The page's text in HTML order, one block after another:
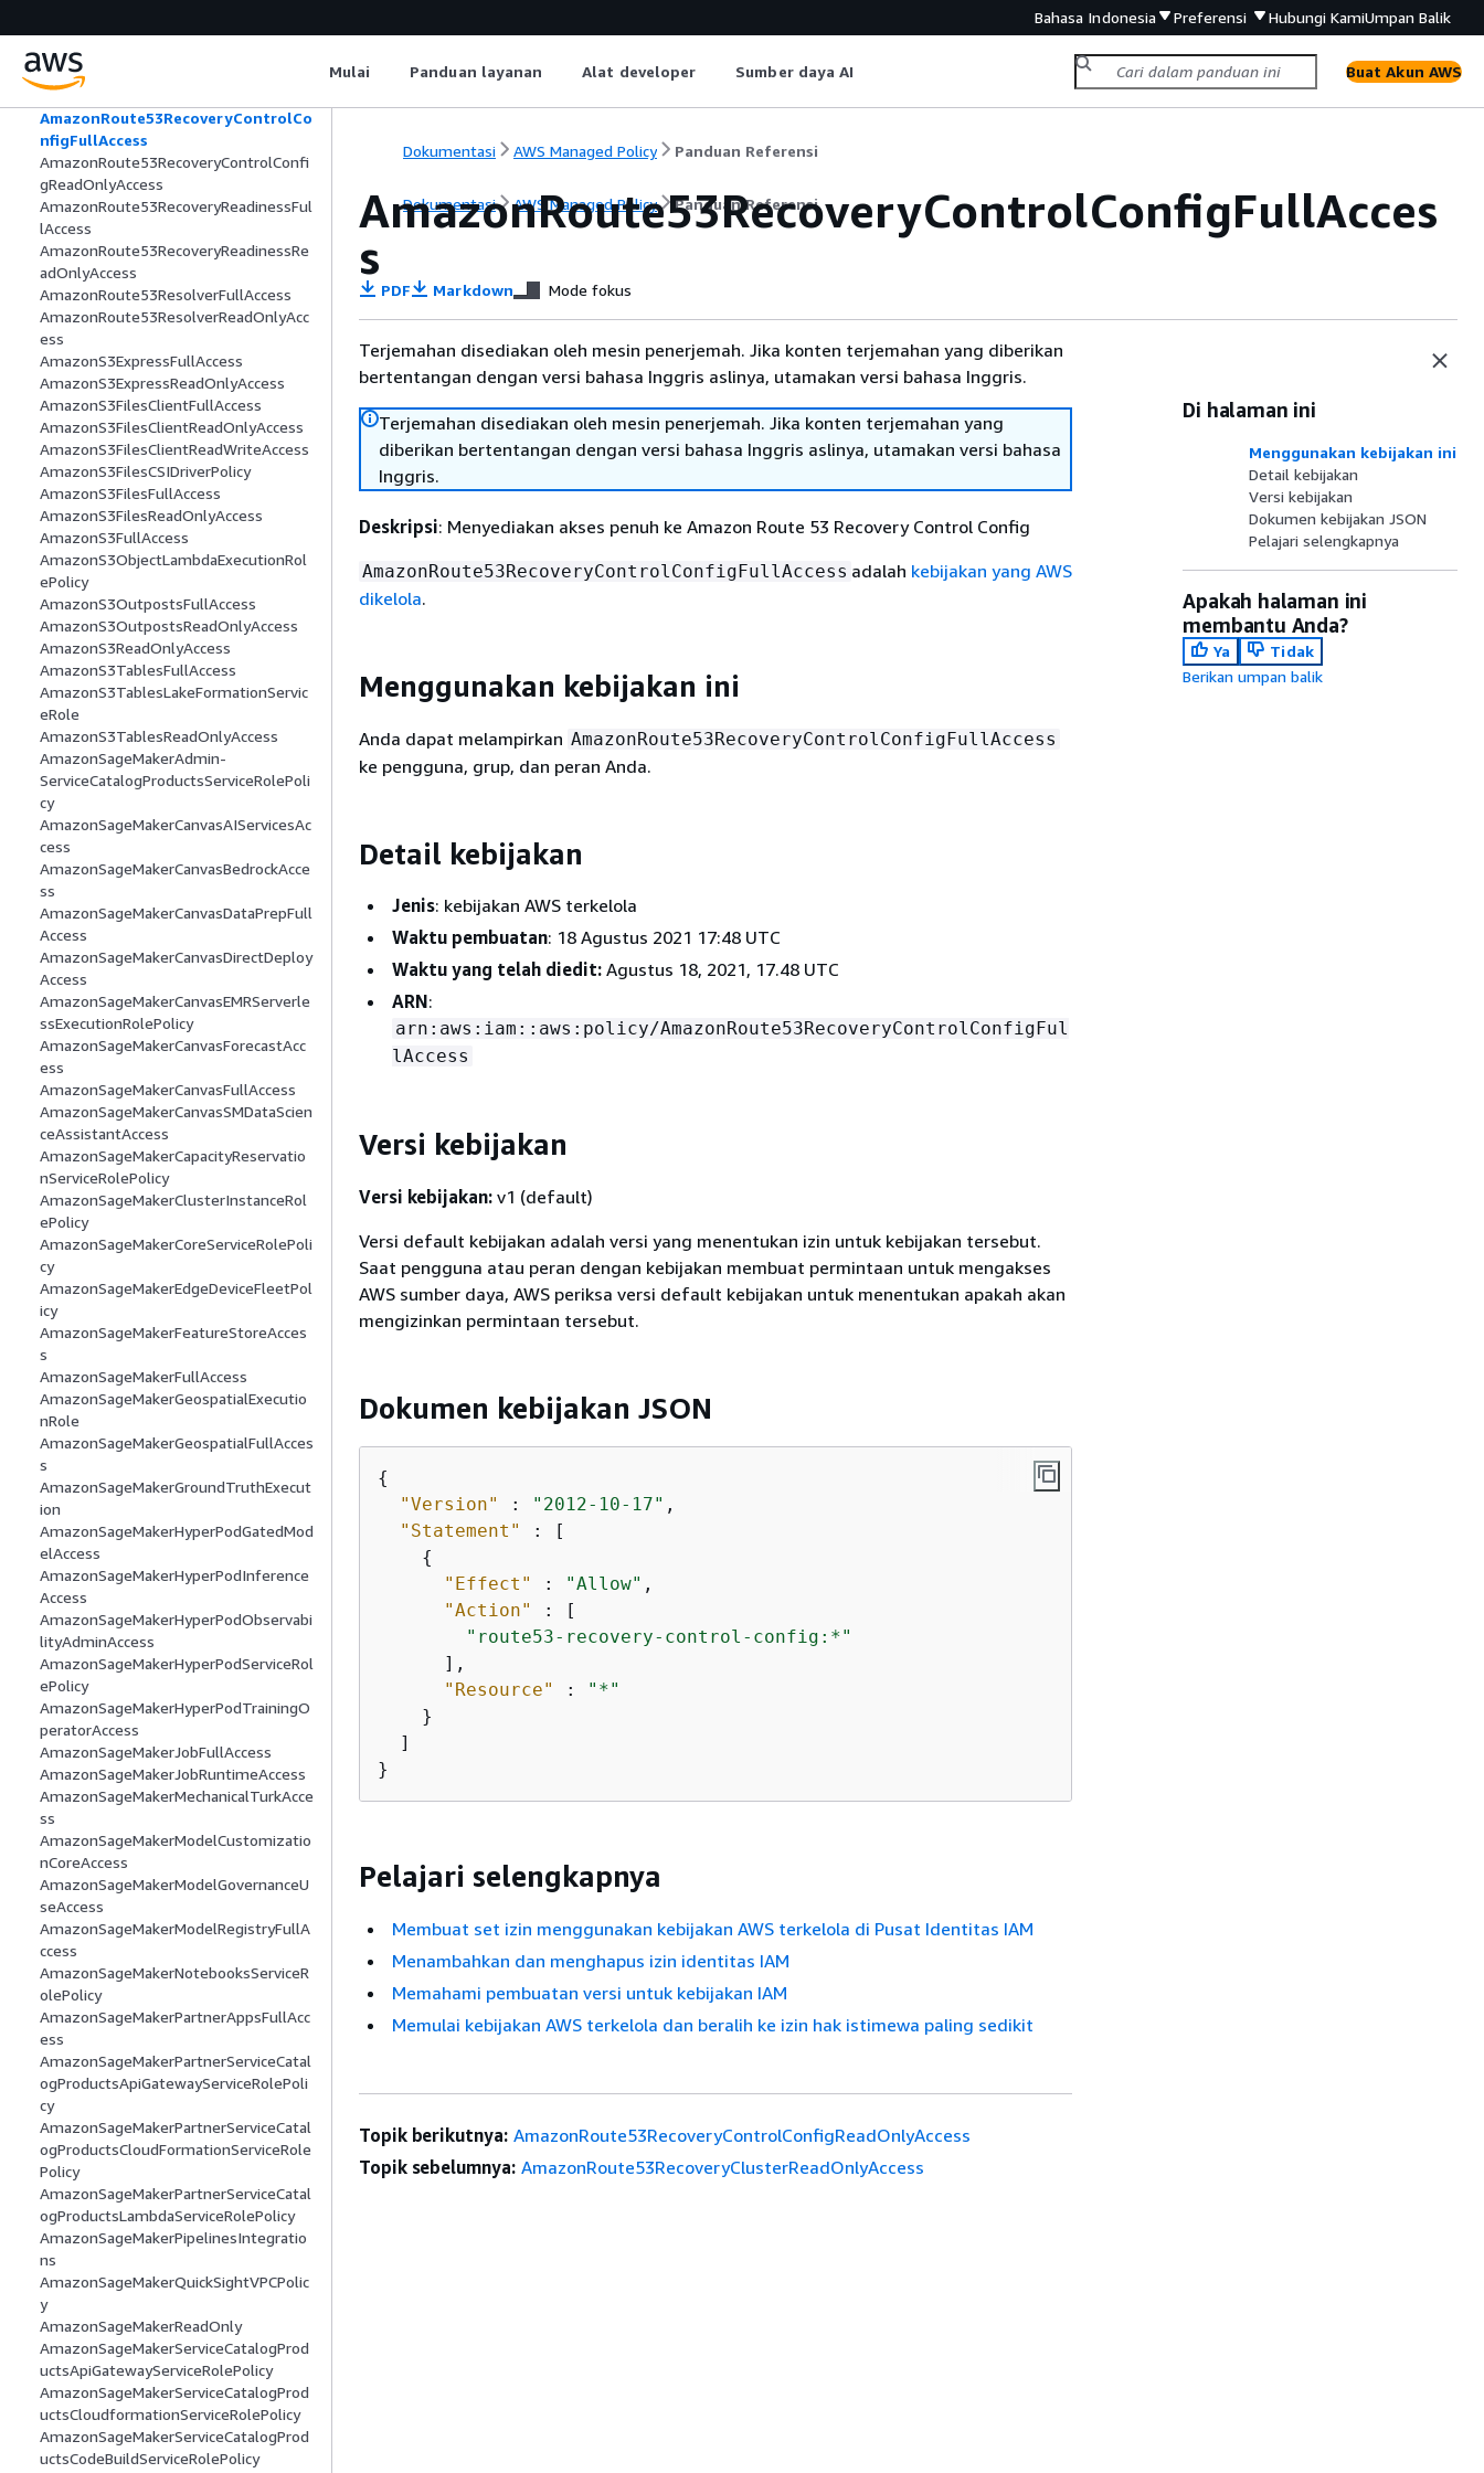
Bahasa Indonesia Preferensi Hubungi KamiUmpan Balik
Mulai Panduan layanan Alat developer Sumber daya AI Buat Akun AWS
cess
AmazonRoute53RecoveryClusterRead
OnlyAccess
AmazonRoute53RecoveryControlCo
nfigFullAccess
AmazonRoute53RecoveryControlConfi
gReadOnlyAccess
AmazonRoute53RecoveryReadinessFul
lAccess
AmazonRoute53RecoveryReadinessRe
adOnlyAccess
AmazonRoute53ResolverFullAccess
AmazonRoute53ResolverReadOnlyAcc
ess
AmazonS3ExpressFullAccess
AmazonS3ExpressReadOnlyAccess
AmazonS3FilesClientFullAccess
AmazonS3FilesClientReadOnlyAccess
AmazonS3FilesClientReadWriteAccess
AmazonS3FilesCSIDriverPolicy
AmazonS3FilesFullAccess
AmazonS3FilesReadOnlyAccess
AmazonS3FullAccess
AmazonS3ObjectLambdaExecutionRol
ePolicy
AmazonS3OutpostsFullAccess
AmazonS3OutpostsReadOnlyAccess
AmazonS3ReadOnlyAccess
AmazonS3TablesFullAccess
AmazonS3TablesLakeFormationServic
eRole
AmazonS3TablesReadOnlyAccess
AmazonSageMakerAdmin-
ServiceCatalogProductsServiceRolePoli
cy
AmazonSageMakerCanvasAIServicesAc
cess
AmazonSageMakerCanvasBedrockAcce
ss
AmazonSageMakerCanvasDataPrepFull
Access
AmazonSageMakerCanvasDirectDeploy
Access
AmazonSageMakerCanvasEMRServerle
ssExecutionRolePolicy
AmazonSageMakerCanvasForecastAcc
ess
AmazonSageMakerCanvasFullAccess
AmazonSageMakerCanvasSMDataScien
ceAssistantAccess
AmazonSageMakerCapacityReservatio
nServiceRolePolicy
AmazonSageMakerClusterInstanceRol
ePolicy
AmazonSageMakerCoreServiceRolePoli
cy
AmazonSageMakerEdgeDeviceFleetPol
icy
AmazonSageMakerFeatureStoreAcces
s
AmazonSageMakerFullAccess
AmazonSageMakerGeospatialExecutio
nRole
AmazonSageMakerGeospatialFullAcces
s
AmazonSageMakerGroundTruthExecut
ion
AmazonSageMakerHyperPodGatedMod
elAccess
AmazonSageMakerHyperPodInference
Access
AmazonSageMakerHyperPodObservabi
lityAdminAccess
AmazonSageMakerHyperPodServiceRol
ePolicy
AmazonSageMakerHyperPodTrainingO
peratorAccess
AmazonSageMakerJobFullAccess
AmazonSageMakerJobRuntimeAccess
AmazonSageMakerMechanicalTurkAcce
ss
AmazonSageMakerModelCustomizatio
nCoreAccess
AmazonSageMakerModelGovernanceU
seAccess
AmazonSageMakerModelRegistryFullA
ccess
AmazonSageMakerNotebooksServiceR
olePolicy
AmazonSageMakerPartnerAppsFullAcc
ess
AmazonSageMakerPartnerServiceCatal
ogProductsApiGatewayServiceRolePoli
cy
AmazonSageMakerPartnerServiceCatal
ogProductsCloudFormationServiceRole
Policy
AmazonSageMakerPartnerServiceCatal
ogProductsLambdaServiceRolePolicy
AmazonSageMakerPipelinesIntegratio
ns
AmazonSageMakerQuickSightVPCPolic
y
AmazonSageMakerReadOnly
AmazonSageMakerServiceCatalogProd
uctsApiGatewayServiceRolePolicy
AmazonSageMakerServiceCatalogProd
uctsCloudformationServiceRolePolicy
AmazonSageMakerServiceCatalogProd
uctsCodeBuildServiceRolePolicy
Dokumentasi AWS Managed Policy Panduan Referensi
Dokumentasi AWS Managed Policy Panduan Referensi
AmazonRoute53RecoveryControlConfigFullAcces
s
PDF Markdown Mode fokus
Terjemahan disediakan oleh mesin penerjemah. Jika konten terjemahan yang diberikan
bertentangan dengan versi bahasa Inggris aslinya, utamakan versi bahasa Inggris.
Terjemahan disediakan oleh mesin penerjemah. Jika konten terjemahan yang
diberikan bertentangan dengan versi bahasa Inggris aslinya, utamakan versi bahasa
Inggris.
Deskripsi: Menyediakan akses penuh ke Amazon Route 53 Recovery Control Config
AmazonRoute53RecoveryControlConfigFullAccess adalah kebijakan yang AWS
dikelola.
Menggunakan kebijakan ini
Anda dapat melampirkan AmazonRoute53RecoveryControlConfigFullAccess
ke pengguna, grup, dan peran Anda.
Detail kebijakan
Jenis: kebijakan AWS terkelola
Waktu pembuatan: 18 Agustus 2021 17:48 UTC
Waktu yang telah diedit: Agustus 18, 2021, 17.48 UTC
ARN:
arn:aws:iam::aws:policy/AmazonRoute53RecoveryControlConfigFul
lAccess
Versi kebijakan
Versi kebijakan: v1 (default)
Versi default kebijakan adalah versi yang menentukan izin untuk kebijakan tersebut.
Saat pengguna atau peran dengan kebijakan membuat permintaan untuk mengakses
AWS sumber daya, AWS periksa versi default kebijakan untuk menentukan apakah akan
mengizinkan permintaan tersebut.
Dokumen kebijakan JSON
{
"Version"
: "2012-10-17" ,
"Statement"
: [
{
"Effect"
: "Allow" ,
"Action"
: [
"route53-recovery-control-config:*"
      ],
"Resource"
:
"*"
    }
  ]
}
Pelajari selengkapnya
Membuat set izin menggunakan kebijakan AWS terkelola di Pusat Identitas IAM
Menambahkan dan menghapus izin identitas IAM
Memahami pembuatan versi untuk kebijakan IAM
Memulai kebijakan AWS terkelola dan beralih ke izin hak istimewa paling sedikit
Di halaman ini
Menggunakan kebijakan ini
Detail kebijakan
Versi kebijakan
Dokumen kebijakan JSON
Pelajari selengkapnya
Apakah halaman ini
membantu Anda?
Ya
Tidak
Berikan umpan balik
Topik berikutnya: AmazonRoute53RecoveryControlConfigReadOnlyAccess
Topik sebelumnya: AmazonRoute53RecoveryClusterReadOnlyAccess